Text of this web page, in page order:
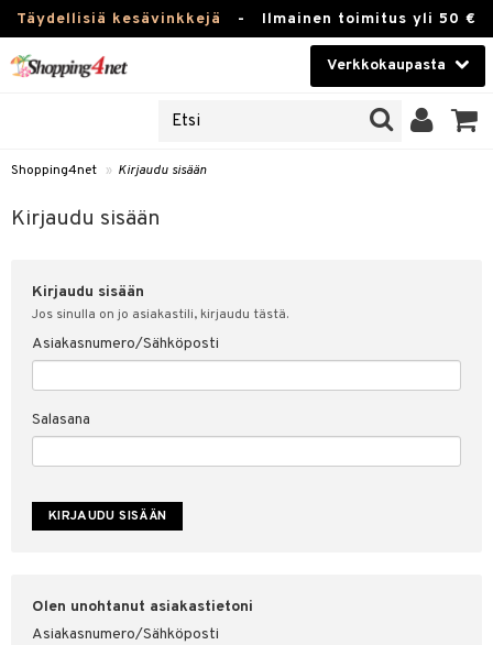
Täydellisiä kesävinkkejä - Ilmainen toimitus yli 50 €
Verkkokaupasta
Piilolinssit
Luontaistuotteet
Fitness
Koti & Sisustus
Lelut, Lapsi & Vauva
Tuotemerkkejä
Shopping4net » Kirjaudu sisään
Kirjaudu sisään
Kirjaudu sisään
Jos sinulla on jo asiakastili, kirjaudu tästä.
Asiakasnumero/Sähköposti
Salasana
Olen unohtanut asiakastietoni
Asiakasnumero/Sähköposti
sisään
& vastauksia
myyntiehdot
suojaus